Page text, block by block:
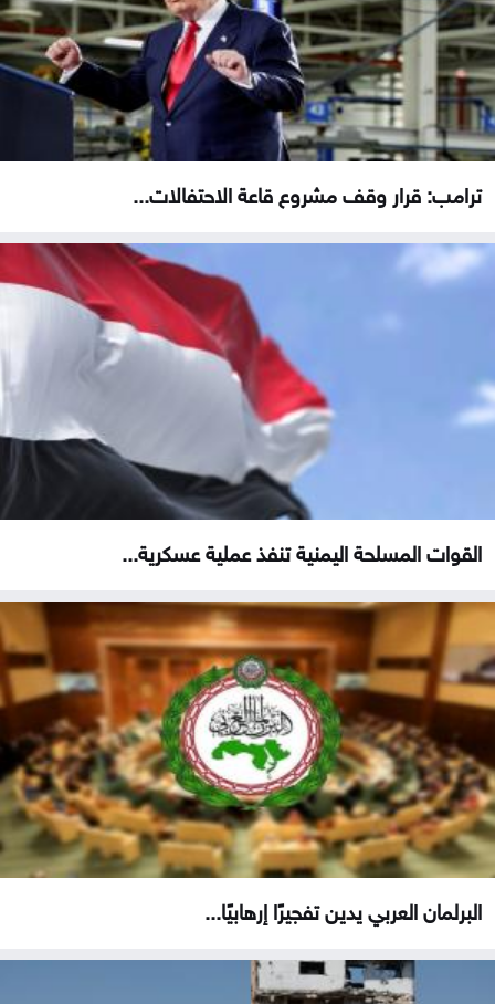
ترامب: قرار وقف مشروع قاعة الاحتفالات...
القوات المسلحة اليمنية تنفذ عملية عسكرية...
البرلمان العربي يدين تفجيرًا إرهابيًا...